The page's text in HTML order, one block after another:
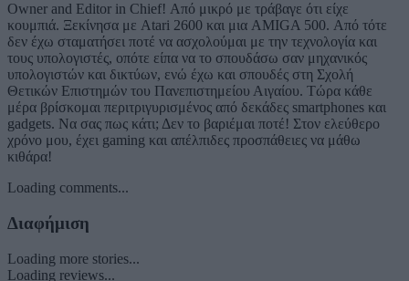
Owner and Editor in Chief! Από μικρό με τράβαγε ότι είχε
κουμπιά. Ξεκίνησα με Atari 2600 και μια AMIGA 500. Από τότε
δεν έχω σταματήσει ποτέ να ασχολούμαι με την τεχνολογία και
τους υπολογιστές, οπότε είπα να το σπουδάσω σαν μηχανικός
υπολογιστών και δικτύων, ενώ έχω και σπουδές στη Σχολή
Θετικών Επιστημών του Πανεπιστημείου Αιγαίου. Τώρα κάθε
μέρα βρίσκομαι περιτριγυρισμένος από δεκάδες smartphones και
gadgets. Να σας πως κάτι; Δεν το βαριέμαι ποτέ! Στον ελεύθερο
χρόνο μου, έχει gaming και απέλπιδες προσπάθειες να μάθω
κιθάρα!
Loading comments...
Διαφήμιση
Loading more stories...
Loading reviews...